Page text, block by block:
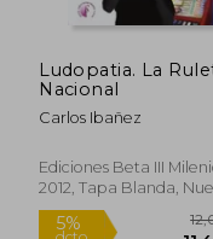
Ludopatia. La
Nacional
Carlos Ibañez
Ediciones Beta III
2012, Tapa Blanda,